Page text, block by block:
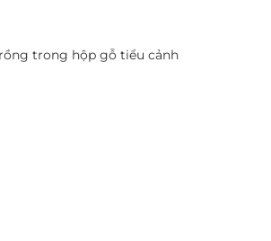
trong hộp gỗ tiểu cảnh